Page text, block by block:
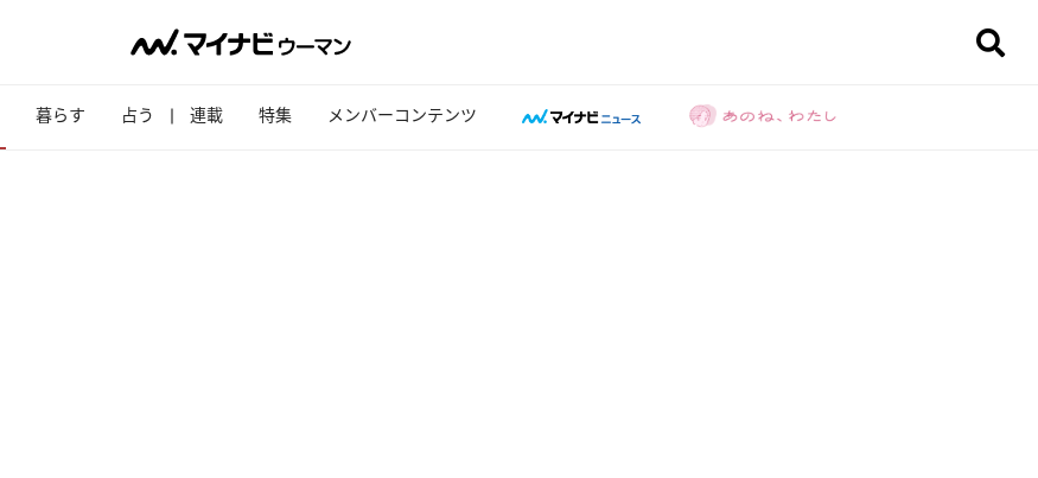
暮らす 占う 連載 特集 メンバーコンテンツ